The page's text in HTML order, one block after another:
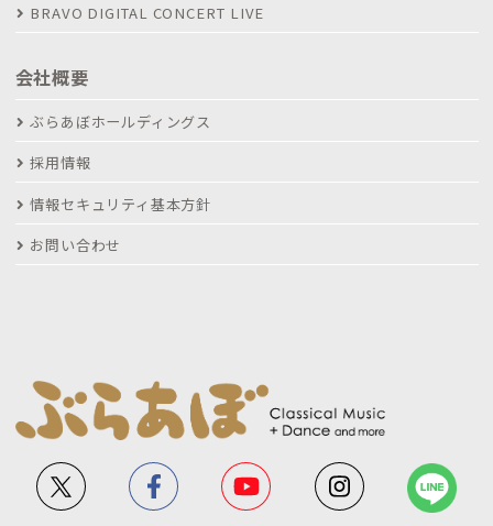
BRAVO DIGITAL CONCERT LIVE
会社概要
ぶらあぼホールディングス
採用情報
情報セキュリティ基本方針
お問い合わせ